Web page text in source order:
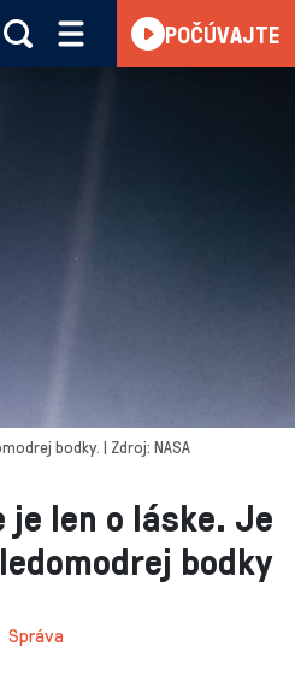
POČÚVAJTE
len o láske. Je
bodky
Správa
bodky. | Zdroj: NASA